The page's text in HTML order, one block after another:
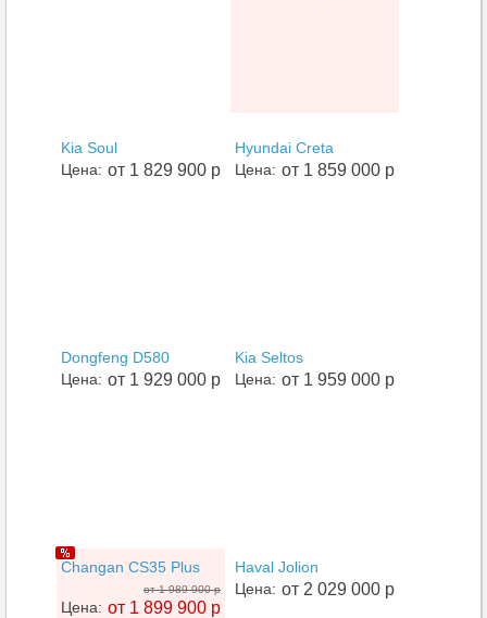
Kia Soul
от 1 829 900 р
Цена:
Hyundai Creta
от 1 859 000 р
Цена:
Dongfeng D580
от 1 929 000 р
Цена:
Kia Seltos
от 1 959 000 р
Цена:
Changan CS35 Plus
от 1 989 900 р
от 1 899 900 р
Цена:
Haval Jolion
от 2 029 000 р
Цена: